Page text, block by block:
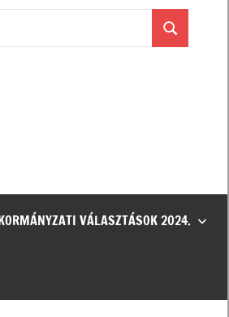
Search
VÁLASZTÁSOK 2024.